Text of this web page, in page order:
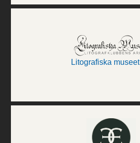
Litografiska museet